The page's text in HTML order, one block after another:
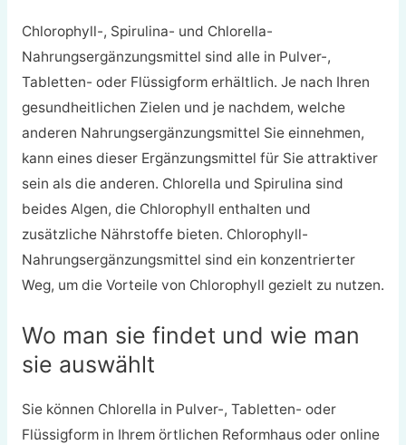
Chlorophyll-, Spirulina- und Chlorella-
Nahrungsergänzungsmittel sind alle in Pulver-,
Tabletten- oder Flüssigform erhältlich. Je nach Ihren
gesundheitlichen Zielen und je nachdem, welche
anderen Nahrungsergänzungsmittel Sie einnehmen,
kann eines dieser Ergänzungsmittel für Sie attraktiver
sein als die anderen. Chlorella und Spirulina sind
beides Algen, die Chlorophyll enthalten und
zusätzliche Nährstoffe bieten. Chlorophyll-
Nahrungsergänzungsmittel sind ein konzentrierter
Weg, um die Vorteile von Chlorophyll gezielt zu nutzen.
Wo man sie findet und wie man
sie auswählt
Sie können Chlorella in Pulver-, Tabletten- oder
Flüssigform in Ihrem örtlichen Reformhaus oder online